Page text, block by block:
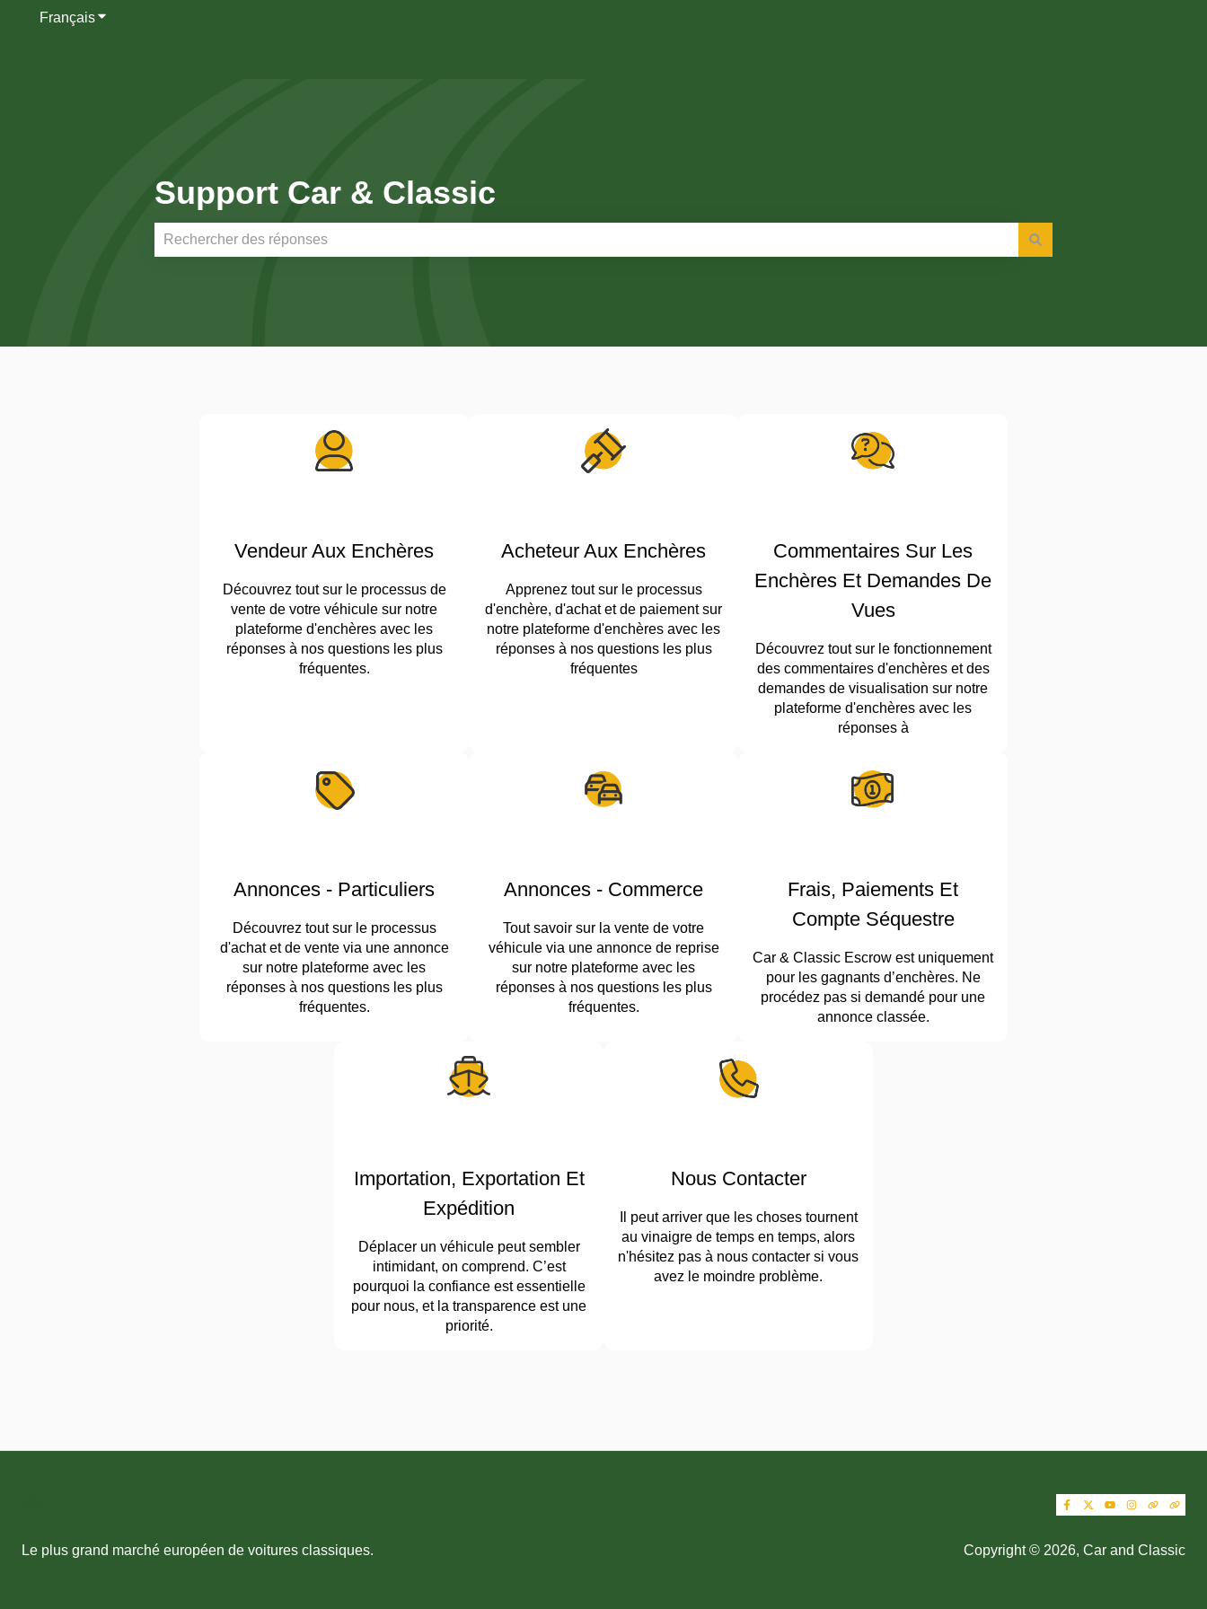
FrançaisAfficher le sous-menu pour les traductions
Support Car & Classic
Vendeur Aux Enchères
Découvrez tout sur le processus de
vente de votre véhicule sur notre
plateforme d'enchères avec les
réponses à nos questions les plus
fréquentes.
Acheteur Aux Enchères
Apprenez tout sur le processus
d'enchère, d'achat et de paiement sur
notre plateforme d'enchères avec les
réponses à nos questions les plus
fréquentes
Commentaires Sur Les
Enchères Et Demandes De
Vues
Découvrez tout sur le fonctionnement
des commentaires d'enchères et des
demandes de visualisation sur notre
plateforme d'enchères avec les
réponses à
Annonces - Particuliers
Découvrez tout sur le processus
d'achat et de vente via une annonce
sur notre plateforme avec les
réponses à nos questions les plus
fréquentes.
Annonces - Commerce
Tout savoir sur la vente de votre
véhicule via une annonce de reprise
sur notre plateforme avec les
réponses à nos questions les plus
fréquentes.
Frais, Paiements Et
Compte Séquestre
Car & Classic Escrow est uniquement
pour les gagnants d’enchères. Ne
procédez pas si demandé pour une
annonce classée.
Importation, Exportation Et
Expédition
Déplacer un véhicule peut sembler
intimidant, on comprend. C’est
pourquoi la confiance est essentielle
pour nous, et la transparence est une
priorité.
Nous Contacter
Il peut arriver que les choses tournent
au vinaigre de temps en temps, alors
n'hésitez pas à nous contacter si vous
avez le moindre problème.
Le plus grand marché européen de voitures classiques. Copyright © 2026, Car and Classic